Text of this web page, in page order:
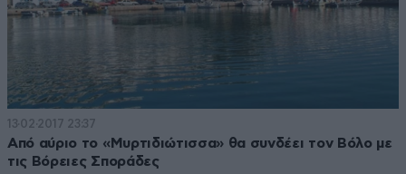
13·02·2017 23:37
Από αύριο το «Μυρτιδιώτισσα» θα συνδέει τον Βόλο με
τις Βόρειες Σποράδες